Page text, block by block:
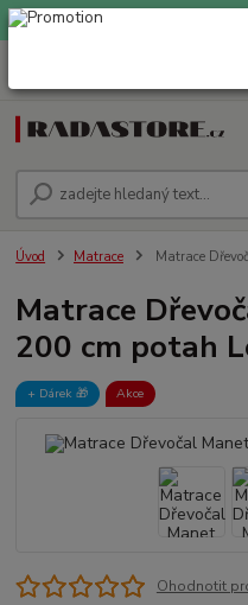
EXPRESNÍ DOPRAVA
Úvod Matrace Matrace
Matrace
200 cm potah
+ Dárek️ 🎁 Akce
Ohodnotit